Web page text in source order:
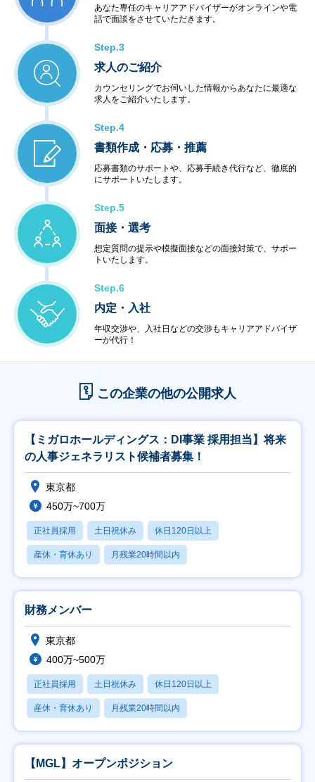
あなた専任のキャリアアドバイザーがオンラインや電
話で面談をさせていただきます。
Step.3
求人のご紹介
カウンセリングでお伺いした情報からあなたに最適な
求人をご紹介いたします。
Step.4
書類作成・応募・推薦
応募書類のサポートや、応募手続き代行など、徹底的
にサポートいたします。
Step.5
面接・選考
想定質問の提示や模擬面接などの面接対策で、サポー
トいたします。
Step.6
内定・入社
年収交渉や、入社日などの交渉もキャリアアドバイザ
ーが代行！
この企業の他の公開求人
【ミガロホールディングス：DI事業 採用担当】将来
の人事ジェネラリスト候補者募集！
東京都
450万~700万
正社員採用 土日祝休み 休日120日以上
産休・育休あり 月残業20時間以内
財務メンバー
東京都
400万~500万
正社員採用 土日祝休み 休日120日以上
産休・育休あり 月残業20時間以内
【MGL】オープンポジション